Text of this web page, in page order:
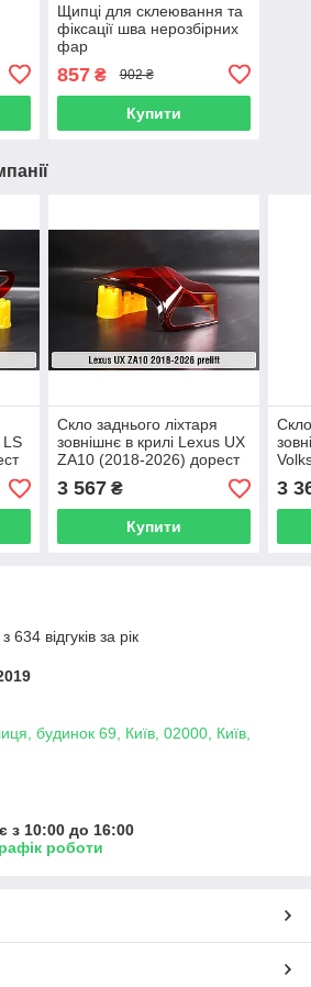
Щипці для склеювання та
фіксації шва нерозбірних
фар
857₴ 902 ₴
Купити
LS
Скло заднього ліхтаря
зовнішнє в крилі Lexus UX
ZA10 (2018-2026) дорест
ліве
3 567₴
Купити
3
відгуків за рік
будинок 69, Київ, 02000, Київ,
з 10:00 до 16:00
роботи